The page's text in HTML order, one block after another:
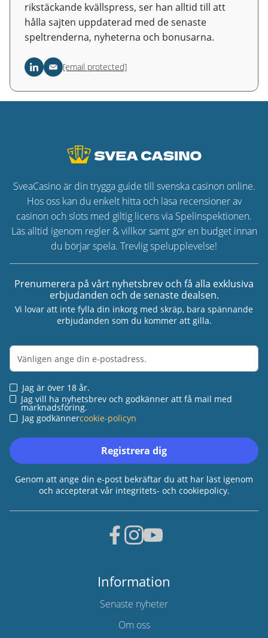
rikstäckande kvällspress, ser han alltid till att
hålla sajten uppdaterad med de senaste
speltrenderna, nyheterna och bonusarna.
[email protected]
SveaCasino är din trygga guide till svenska casinon online.
Hos oss kan du enkelt hitta och läsa recensioner av
casinon och slots med giltig licens via Spelinspektionen.
Läs alltid igenom regler & villkor samt gör en budget innan
du börjar spela. Trevlig spelupplevelse!
Prenumerera på vårt nyhetsbrev och få alla exklusiva
erbjudanden och de senaste dealsen.
Vi lovar att inte fylla din inkorg med skräp, bara spännande
erbjudanden som du kommer att gilla.
Jag är över 18 år.
Jag vill ha nyhetsbrev och godkänner att få mail med
marknadsföring.
Jag godkännercookie-policyn
Registrera dig
Genom att ange din e-post bekräftar du att har läst igenom
och accepterat vår integritets- och cookiepolicy.
Information
Senaste nyheter
Om oss